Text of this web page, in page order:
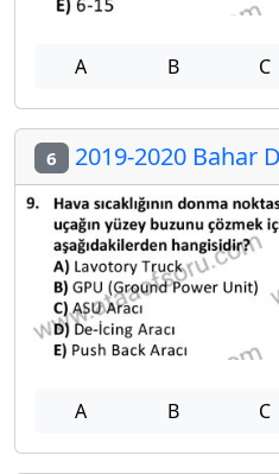
A B C
6 2019-2020 Bahar
A B C